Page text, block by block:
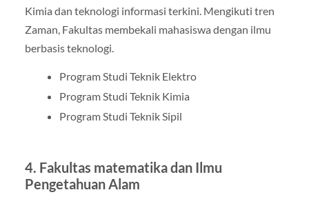
Kimia dan teknologi informasi terkini. Mengikuti tren
Zaman, Fakultas membekali mahasiswa dengan ilmu
berbasis teknologi.
Program Studi Teknik Elektro
Program Studi Teknik Kimia
Program Studi Teknik Sipil
4. Fakultas matematika dan Ilmu
Pengetahuan Alam